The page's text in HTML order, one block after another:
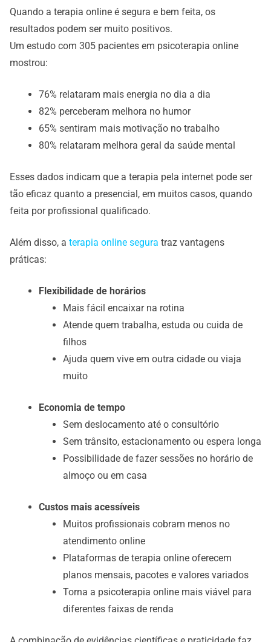
Quando a terapia online é segura e bem feita, os
resultados podem ser muito positivos.
Um estudo com 305 pacientes em psicoterapia online
mostrou:
76% relataram mais energia no dia a dia
82% perceberam melhora no humor
65% sentiram mais motivação no trabalho
80% relataram melhora geral da saúde mental
Esses dados indicam que a terapia pela internet pode ser
tão eficaz quanto a presencial, em muitos casos, quando
feita por profissional qualificado.
Além disso, a terapia online segura traz vantagens
práticas:
Flexibilidade de horários
Mais fácil encaixar na rotina
Atende quem trabalha, estuda ou cuida de
filhos
Ajuda quem vive em outra cidade ou viaja
muito
Economia de tempo
Sem deslocamento até o consultório
Sem trânsito, estacionamento ou espera longa
Possibilidade de fazer sessões no horário de
almoço ou em casa
Custos mais acessíveis
Muitos profissionais cobram menos no
atendimento online
Plataformas de terapia online oferecem
planos mensais, pacotes e valores variados
Torna a psicoterapia online mais viável para
diferentes faixas de renda